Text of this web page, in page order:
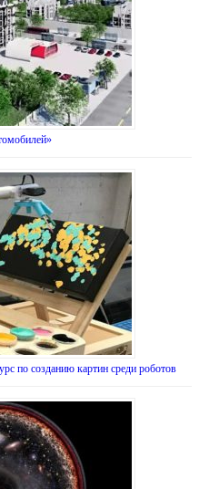
по созданию картин среди роботов